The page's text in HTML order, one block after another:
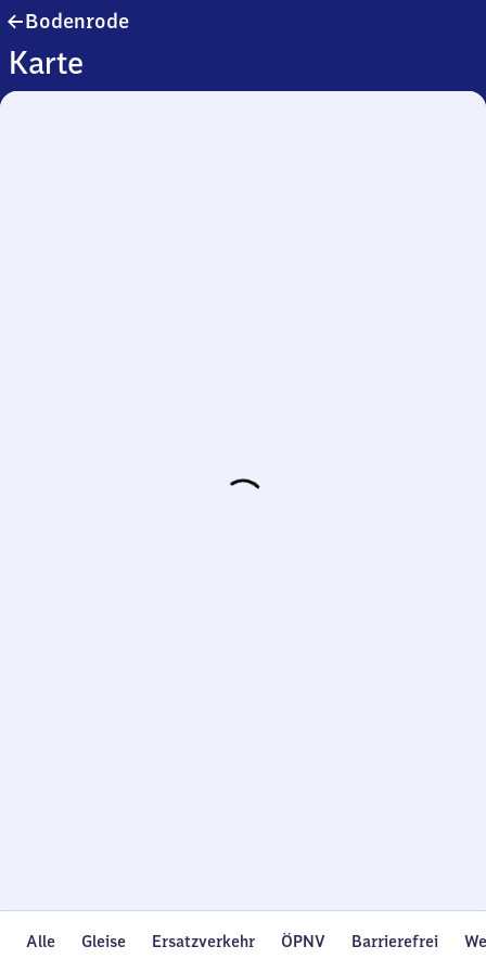
Bodenrode
Karte
Alle Gleise Ersatzverkehr ÖPNV Barrierefrei